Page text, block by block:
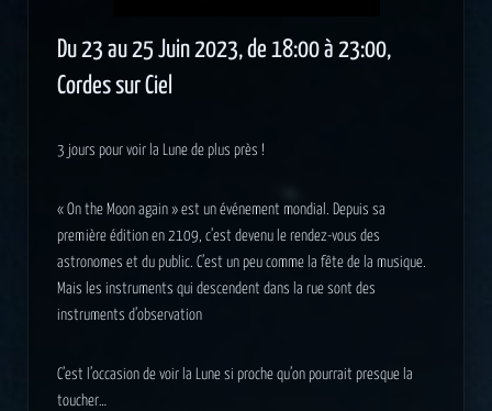
Du 23 au 25 Juin 2023, de 18:00 à 23:00,
Cordes sur Ciel
3 jours pour voir la Lune de plus près !
« On the Moon again » est un événement mondial. Depuis sa
première édition en 2109, c’est devenu le rendez-vous des
astronomes et du public. C’est un peu comme la fête de la musique.
Mais les instruments qui descendent dans la rue sont des
instruments d’observation
C’est l’occasion de voir la Lune si proche qu’on pourrait presque la
toucher…